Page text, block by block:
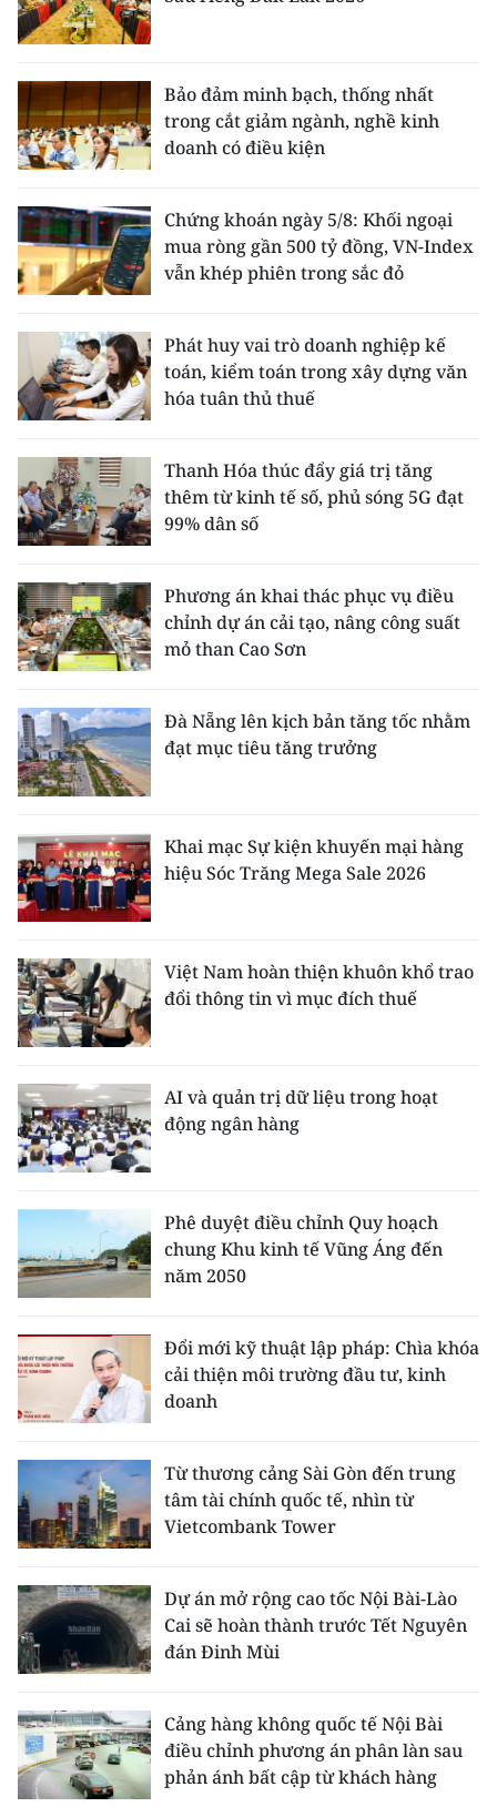
ENGLISH
FRANÇAIS
РУССКИЙ
ESPAÑOL
한국어
Bảo đảm minh bạch, thống nhất
trong cắt giảm ngành, nghề kinh
doanh có điều kiện
Chứng khoán ngày 5/8: Khối ngoại
mua ròng gần 500 tỷ đồng, VN-Index
vẫn khép phiên trong sắc đỏ
Phát huy vai trò doanh nghiệp kế
toán, kiểm toán trong xây dựng văn
hóa tuân thủ thuế
Thanh Hóa thúc đẩy giá trị tăng
thêm từ kinh tế số, phủ sóng 5G đạt
99% dân số
Phương án khai thác phục vụ điều
chỉnh dự án cải tạo, nâng công suất
mỏ than Cao Sơn
Đà Nẵng lên kịch bản tăng tốc nhằm
đạt mục tiêu tăng trưởng
Khai mạc Sự kiện khuyến mại hàng
hiệu Sóc Trăng Mega Sale 2026
Việt Nam hoàn thiện khuôn khổ trao
đổi thông tin vì mục đích thuế
AI và quản trị dữ liệu trong hoạt
động ngân hàng
Phê duyệt điều chỉnh Quy hoạch
chung Khu kinh tế Vũng Áng đến
năm 2050
Đổi mới kỹ thuật lập pháp: Chìa khóa
cải thiện môi trường đầu tư, kinh
doanh
Từ thương cảng Sài Gòn đến trung
tâm tài chính quốc tế, nhìn từ
Vietcombank Tower
Dự án mở rộng cao tốc Nội Bài-Lào
Cai sẽ hoàn thành trước Tết Nguyên
đán Đinh Mùi
Cảng hàng không quốc tế Nội Bài
điều chỉnh phương án phân làn sau
phản ánh bất cập từ khách hàng